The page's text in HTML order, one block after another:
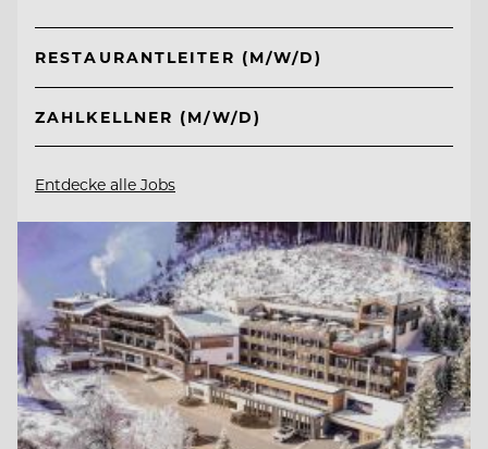
RESTAURANTLEITER (M/W/D)
ZAHLKELLNER (M/W/D)
Entdecke alle Jobs